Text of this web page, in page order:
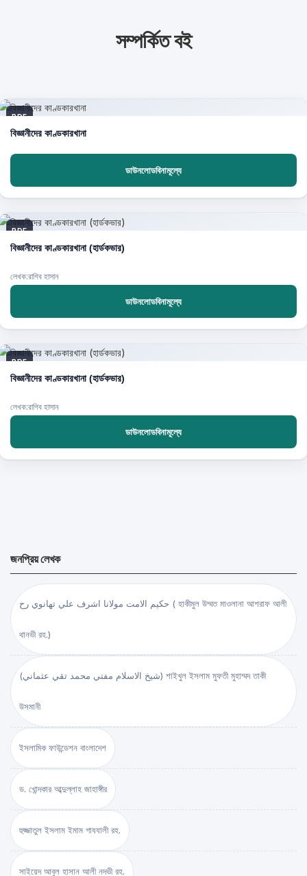
সম্পর্কিত বই
PDF
বিজ্ঞানীদের কাণ্ডকারখানা
ডাউনলোডবিনামূল্যে
PDF
বিজ্ঞানীদের কাণ্ডকারখানা (হার্ডকভার)
লেখক:রাগিব হাসান
ডাউনলোডবিনামূল্যে
PDF
বিজ্ঞানীদের কাণ্ডকারখানা (হার্ডকভার)
লেখক:রাগিব হাসান
ডাউনলোডবিনামূল্যে
জনপ্রিয় লেখক
حكيم الامت مولانا اشرف علي تهانوي رح ( হাকীমুল উম্মত মাওলানা আশরাফ আলী
থানভী রহ.)
(شيخ الاسلام مفتي محمد تقي عثماني) শাইখুল ইসলাম মুফতী মুহাম্মদ তাকী
উসমানী
ইসলামিক ফাউন্ডেশন বাংলাদেশ
ড. খোন্দকার আব্দুল্লাহ জাহাঙ্গীর
হুজ্জাতুল ইসলাম ইমাম গাযযালী রহ.
সাইয়েদ আবুল হাসান আলী নদভী রহ.